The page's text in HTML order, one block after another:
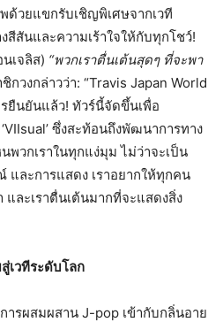
ด้วยแขกรับเชิญพิเศษจากเวที
สีสันและความเร้าใจให้กับทุกโชว์!
เจลิส) “พวกเราตื่นเต้นสุดๆ ที่จะพา
กวงกล่าวว่า: “Travis Japan World
ยืนยันแล้ว! ทัวร์นี้จัดขึ้นเพื่อ
ซึ่งสะท้อนถึงพัฒนาการทาง
พวกเราในทุกแง่มุม ไม่ว่าจะเป็น
ละการแสดง เราอยากให้ทุกคน
และเราตื่นเต้นมากที่จะแสดงสิ่ง
เวทีระดับโลก
ารผสมผสาน J-pop เข้ากับกลิ่นอาย